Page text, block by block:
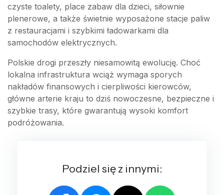
czyste toalety, place zabaw dla dzieci, siłownie
plenerowe, a także świetnie wyposażone stacje paliw
z restauracjami i szybkimi ładowarkami dla
samochodów elektrycznych.
Polskie drogi przeszły niesamowitą ewolucję. Choć
lokalna infrastruktura wciąż wymaga sporych
nakładów finansowych i cierpliwości kierowców,
główne arterie kraju to dziś nowoczesne, bezpieczne i
szybkie trasy, które gwarantują wysoki komfort
podróżowania.
Podziel się z innymi: